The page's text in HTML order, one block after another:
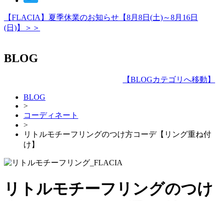
【FLACIA】夏季休業のお知らせ【8月8日(土)～8月16日
(日)】＞＞
BLOG
【BLOGカテゴリへ移動 】
BLOG
>
コーディネート
>
リトルモチーフリングのつけ方コーデ【リング重ね付
け】
リトルモチーフリングのつけ